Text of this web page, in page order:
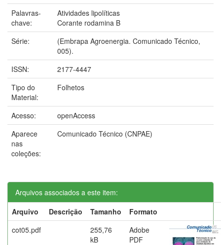
Palavras-
chave:
Atividades lipolíticas
Corante rodamina B
Série:
(Embrapa Agroenergia. Comunicado Técnico,
005).
ISSN:
2177-4447
Tipo do
Material:
Folhetos
Acesso:
openAccess
Aparece
nas
coleções:
Comunicado Técnico (CNPAE)
Arquivos associados a este item:
Arquivo
Descrição Tamanho
Formato
cot05.pdf
255,76
kB
Adobe
PDF